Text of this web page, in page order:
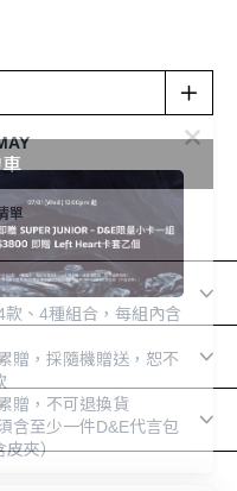
單
款、4種組合，每組內含
贈，採隨機贈送，恕不
贈，不可退換貨
含至少一件D&E代言包
皮夾）